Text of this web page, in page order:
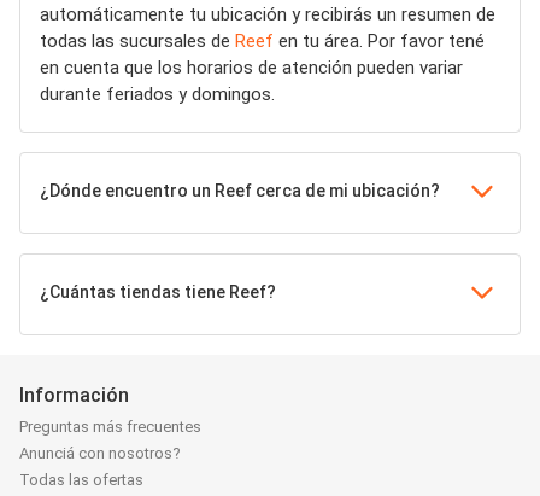
automáticamente tu ubicación y recibirás un resumen de
todas las sucursales de Reef en tu área. Por favor tené
en cuenta que los horarios de atención pueden variar
durante feriados y domingos.
¿Dónde encuentro un Reef cerca de mi ubicación?
¿Cuántas tiendas tiene Reef?
Información
Preguntas más frecuentes
Anunciá con nosotros?
Todas las ofertas